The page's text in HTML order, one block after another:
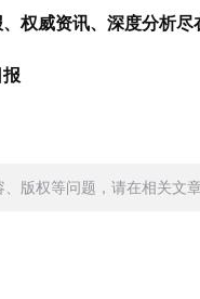
权威资讯、深度分析
、版权等问题，请在相关文